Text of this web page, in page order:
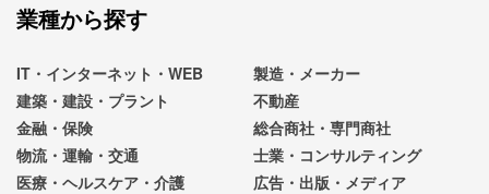
業種から探す
IT・インターネット・WEB
製造・メーカー
建築・建設・プラント
不動産
金融・保険
総合商社・専門商社
物流・運輸・交通
士業・コンサルティング
医療・ヘルスケア・介護
広告・出版・メディア